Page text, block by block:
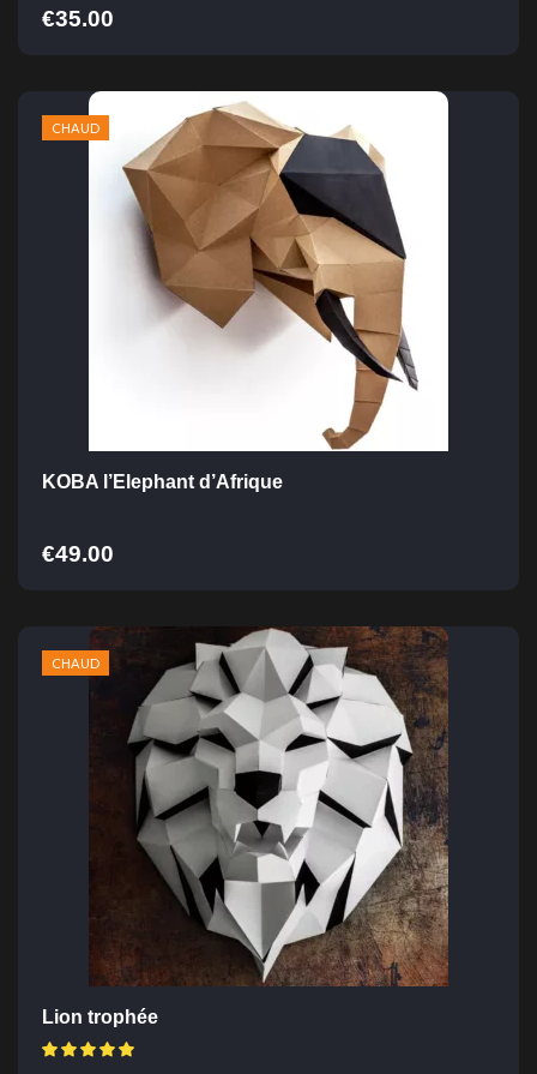
€35.00
CHAUD
KOBA l’Elephant d’Afrique
€49.00
CHAUD
Lion trophée